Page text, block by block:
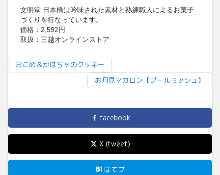
文明堂 日本橋は吟味された素材と熟練職人によるお菓子
づくりを行なっています。
価格：2,592円
取扱：三越オンラインストア
おこめ＆かぼちゃのクッキー
お月見マカロン【ブールミッシュ】
facebook
X (tweet)
はてブ